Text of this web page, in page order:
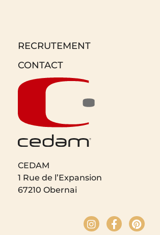
RECRUTEMENT
CONTACT
CEDAM
1 Rue de l’Expansion
67210 Obernai